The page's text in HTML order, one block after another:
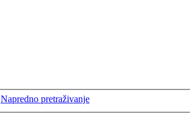
Napredno pretraživanje